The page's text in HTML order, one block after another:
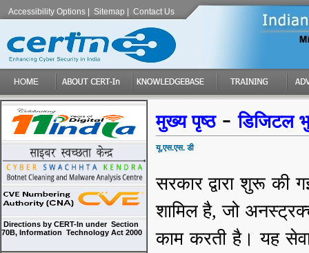
Accessibility Options Sitemap Contact Us
Directions by CERT-In under Section
70B, Information Technology Act 2000
मुख्य पृष्ठ-डिजिटल
यू.एस.एस. डी
सरकार द्वारा शुरू
शामिल है, जो
काम करती है। यह